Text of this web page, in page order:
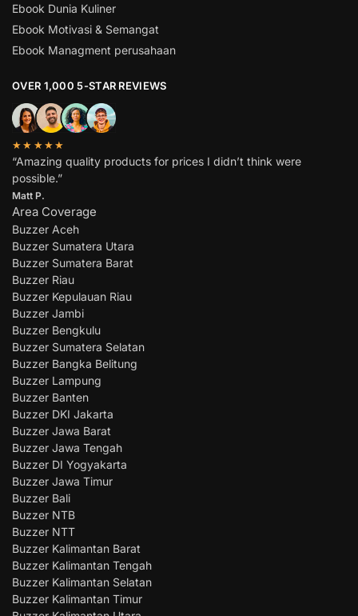
Ebook Dunia Kuliner
Ebook Motivasi & Semangat
Ebook Managment perusahaan
OVER 1,000 5-STAR REVIEWS
★★★★★
“Amazing quality products for prices I didn’t think were
possible.”
Matt P.
Area Coverage
Buzzer Aceh
Buzzer Sumatera Utara
Buzzer Sumatera Barat
Buzzer Riau
Buzzer Kepulauan Riau
Buzzer Jambi
Buzzer Bengkulu
Buzzer Sumatera Selatan
Buzzer Bangka Belitung
Buzzer Lampung
Buzzer Banten
Buzzer DKI Jakarta
Buzzer Jawa Barat
Buzzer Jawa Tengah
Buzzer DI Yogyakarta
Buzzer Jawa Timur
Buzzer Bali
Buzzer NTB
Buzzer NTT
Buzzer Kalimantan Barat
Buzzer Kalimantan Tengah
Buzzer Kalimantan Selatan
Buzzer Kalimantan Timur